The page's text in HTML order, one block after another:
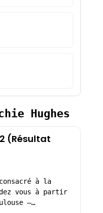
Hughes
(Résultat
à la
vous à partir
–…